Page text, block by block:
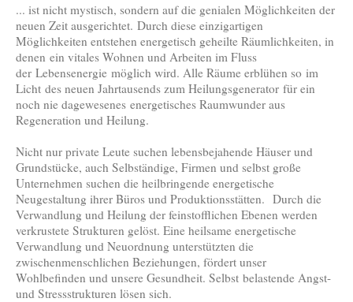
... ist nicht mystisch, sondern auf die genialen Möglichkeiten der
neuen Zeit ausgerichtet. Durch diese einzigartigen
Möglichkeiten entstehen energetisch geheilte Räumlichkeiten, in
denen ein vitales Wohnen und Arbeiten im Fluss
der Lebensenergie möglich wird. Alle Räume erblühen so im
Licht des neuen Jahrtausends zum Heilungsgenerator für ein
noch nie dagewesenes energetisches Raumwunder aus
Regeneration und Heilung.
Nicht nur private Leute suchen lebensbejahende Häuser und
Grundstücke, auch Selbständige, Firmen und selbst große
Unternehmen suchen die heilbringende energetische
Neugestaltung ihrer Büros und Produktionsstätten. Durch die
Verwandlung und Heilung der feinstofflichen Ebenen werden
verkrustete Strukturen gelöst. Eine heilsame energetische
Verwandlung und Neuordnung unterstützten die
zwischenmenschlichen Beziehungen, fördert unser
Wohlbefinden und unsere Gesundheit. Selbst belastende Angst-
und Stressstrukturen lösen sich.